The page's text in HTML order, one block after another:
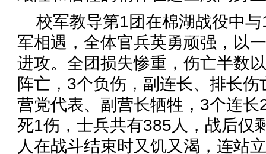
校军教导第1团在棉湖战役中
军相遇，全体官兵英勇顽强，以
进攻。全团损失惨重，伤亡半数
阵亡，3个负伤，副连长、排长
营党代表、副营长牺牲，3个连
死1伤，士兵共有385人，战后仅
人在战斗结束时又饥又渴，连站